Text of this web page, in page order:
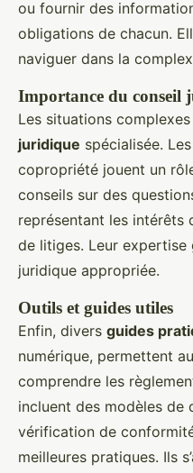
ou fournir des
obligations de chacun.
naviguer dans la
Importance du conseil
Les situations
juridique spécialisée.
copropriété jouent un
conseils sur des
représentant les intérêts
de litiges. Leur
juridique appropriée.
Outils et guides utiles
Enfin, divers guides
numérique, permettent
comprendre les
incluent des modèles de
vérification de
meilleures pratiques. Ils